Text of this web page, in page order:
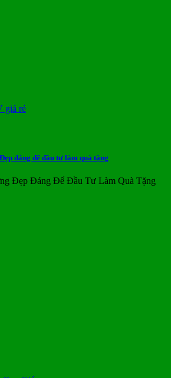
đáng để đầu tư làm quà tặng
Đẹp Đáng Để Đầu Tư Làm Quà Tặng